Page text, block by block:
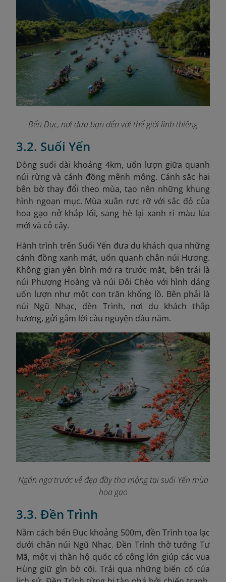
Bến Đục, nơi đưa bạn đến với thế giới linh thiêng
3.2. Suối Yến
Dòng suối dài khoảng 4km, uốn lượn giữa quanh
núi rừng và cánh đồng mênh mông. Cảnh sắc hai
bên bờ thay đổi theo mùa, tạo nên những khung
hình ngoạn mục. Mùa xuân rực rỡ với sắc đỏ của
hoa gạo nở khắp lối, sang hè lại xanh rì màu lúa
mới và cỏ cây.
Hành trình trên Suối Yến đưa du khách qua những
cánh đồng xanh mát, uốn quanh chân núi Hương.
Không gian yên bình mở ra trước mắt, bên trái là
núi Phượng Hoàng và núi Đôi Chèo với hình dáng
uốn lượn như một con trăn khổng lồ. Bên phải là
núi Ngũ Nhạc, đền Trình, nơi du khách thắp
hương, gửi gắm lời cầu nguyện đầu năm.
Ngẩn ngơ trước vẻ đẹp đầy thơ mộng tại suối Yến mùa
hoa gạo
3.3. Đền Trình
Nằm cách bến Đục khoảng 500m, đền Trình tọa lạc
dưới chân núi Ngũ Nhạc. Đền Trình thờ tướng Tư
Mã, một vị thần hộ quốc có công lớn giúp các vua
Hùng giữ gìn bờ cõi. Trải qua những biến cố của